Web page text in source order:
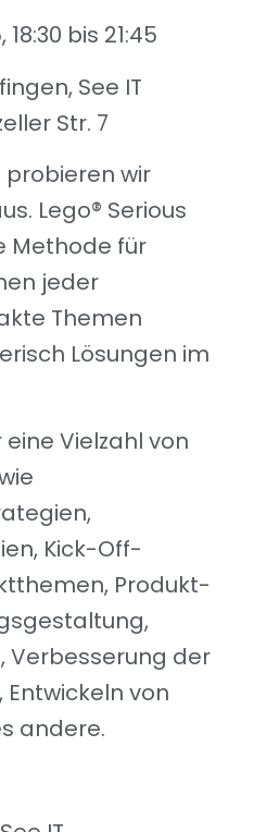
18:30 bis 21:45
See IT
Str. 7
wir
Lego® Serious
Methode für
jeder
Themen
Lösungen im
eine Vielzahl von
Kick-Off-
Produkt-
Verbesserung der
von
andere.